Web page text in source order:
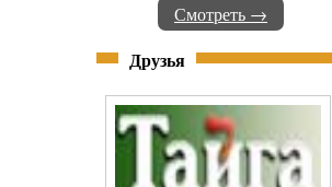
Смотреть →
Друзья